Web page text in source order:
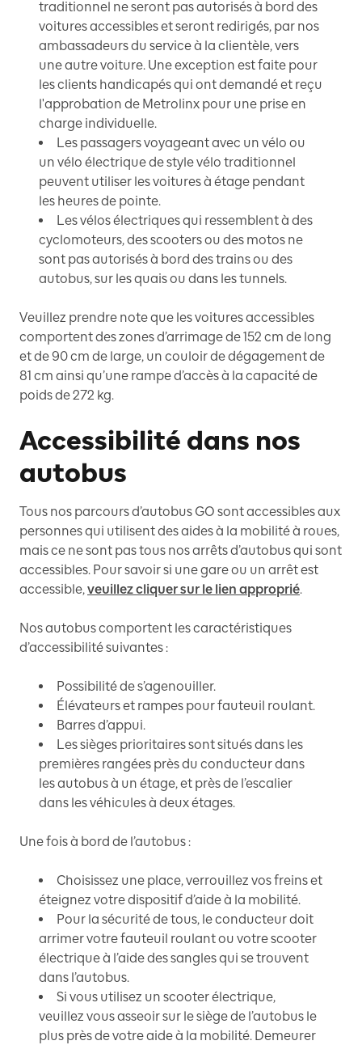
traditionnel ne seront pas autorisés à bord des
voitures accessibles et seront redirigés, par nos
ambassadeurs du service à la clientèle, vers
une autre voiture. Une exception est faite pour
les clients handicapés qui ont demandé et reçu
l'approbation de Metrolinx pour une prise en
charge individuelle.
Les passagers voyageant avec un vélo ou
un vélo électrique de style vélo traditionnel
peuvent utiliser les voitures à étage pendant
les heures de pointe.
Les vélos électriques qui ressemblent à des
cyclomoteurs, des scooters ou des motos ne
sont pas autorisés à bord des trains ou des
autobus, sur les quais ou dans les tunnels.
Veuillez prendre note que les voitures accessibles
comportent des zones d’arrimage de 152 cm de long
et de 90 cm de large, un couloir de dégagement de
81 cm ainsi qu’une rampe d’accès à la capacité de
poids de 272 kg.
Accessibilité dans nos
autobus
Tous nos parcours d’autobus GO sont accessibles aux
personnes qui utilisent des aides à la mobilité à roues,
mais ce ne sont pas tous nos arrêts d’autobus qui sont
accessibles. Pour savoir si une gare ou un arrêt est
accessible,veuillez cliquer sur le lien approprié.
Nos autobus comportent les caractéristiques
d’accessibilité suivantes :
Possibilité de s’agenouiller.
Élévateurs et rampes pour fauteuil roulant.
Barres d’appui.
Les sièges prioritaires sont situés dans les
premières rangées près du conducteur dans
les autobus à un étage, et près de l’escalier
dans les véhicules à deux étages.
Une fois à bord de l’autobus :
Choisissez une place, verrouillez vos freins et
éteignez votre dispositif d’aide à la mobilité.
Pour la sécurité de tous, le conducteur doit
arrimer votre fauteuil roulant ou votre scooter
électrique à l’aide des sangles qui se trouvent
dans l’autobus.
Si vous utilisez un scooter électrique,
veuillez vous asseoir sur le siège de l’autobus le
plus près de votre aide à la mobilité. Demeurer